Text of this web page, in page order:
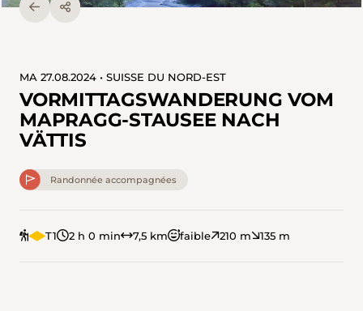
MA 27.08.2024 • SUISSE DU NORD-EST
VORMITTAGSWANDERUNG VOM
MAPRAGG-STAUSEE NACH
VÄTTIS
Randonnée accompagnées
T1 2 h 0 min 7,5 km faible 210 m 135 m